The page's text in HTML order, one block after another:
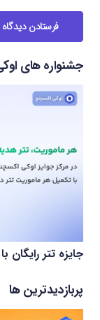
فرستادن دیدگاه
جشنواره های
جایزه تتر
پربازدیدترین ها